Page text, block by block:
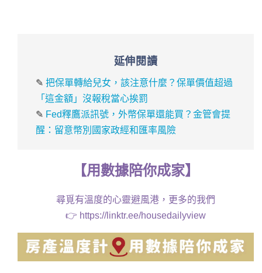
延伸閱讀
✎把保單轉給兒女，該注意什麼？保單價值超過
「這金額」沒報稅當心挨罰
✎ Fed釋鷹派訊號，外幣保單還能買？金管會提
醒：留意幣別國家政經和匯率風險
【用數據陪你成家】
尋覓有溫度的心靈避風港，更多的我們
👉 https://linktr.ee/housedailyview